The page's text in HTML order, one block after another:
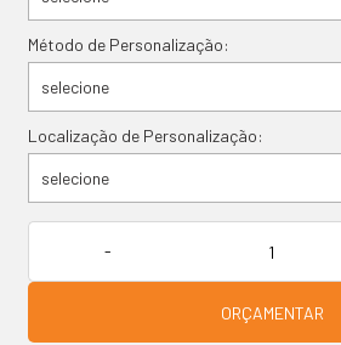
Método de Personalização:
selecione
Localização de Personalização:
selecione
ORÇAMENTAR